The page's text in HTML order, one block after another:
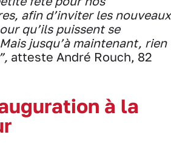
afin d’inviter les nouveaux
qu’ils puissent se
jusqu’à maintenant, rien
atteste André Rouch, 82
à la